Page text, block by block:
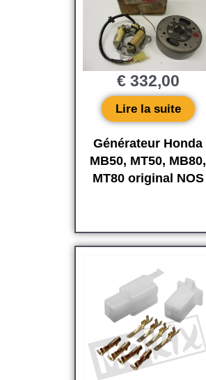
Générateur Honda
MB50, MT50, MB80,
MT80 original NOS
€332,00
Lire la suite